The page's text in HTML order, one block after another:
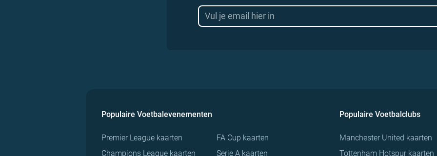
Populaire Voetbalevenementen
Premier League kaarten
Champions League kaarten
FA Cup kaarten
Serie A kaarten
Populaire Voetbalclubs
Manchester United kaarten
Tottenham Hotspur kaarten